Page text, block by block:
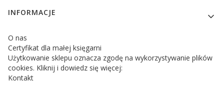
INFORMACJE
O nas
Certyfikat dla małej księgarni
Użytkowanie sklepu oznacza zgodę na wykorzystywanie plików
cookies. Kliknij i dowiedz się więcej:
Kontakt